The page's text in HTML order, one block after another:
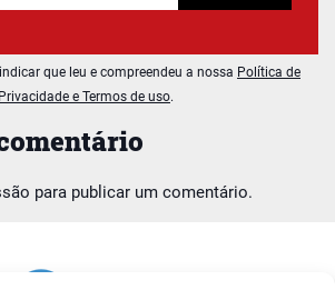
para publicar um comentário.
que leu e compreendeu a nossa Política de
Privacidade e Termos de uso.